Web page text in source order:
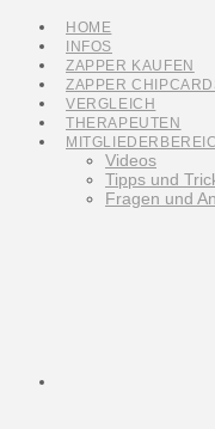
HOME
INFOS
ZAPPER KAUFEN
ZAPPER
VERGLEICH
THERAPEUTEN
Videos
Tipps und
Fragen und